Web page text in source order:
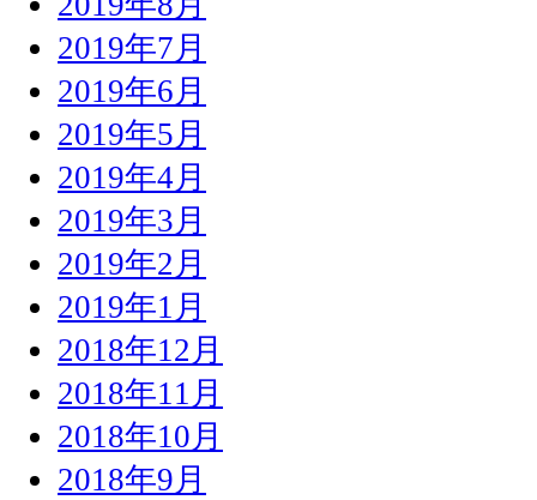
2019年7月
2019年6月
2019年5月
2019年4月
2019年3月
2019年2月
2019年1月
2018年12月
2018年11月
2018年10月
2018年9月